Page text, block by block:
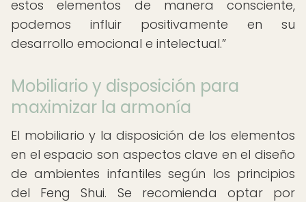
estos elementos de manera consciente,
podemos influir positivamente en su
desarrollo emocional e intelectual.
Mobiliario y disposición para
maximizar la armonía
El mobiliario y la disposición de los elementos
en el espacio son aspectos clave en el diseño
de ambientes infantiles según los principios
del Feng Shui. Se recomienda optar por